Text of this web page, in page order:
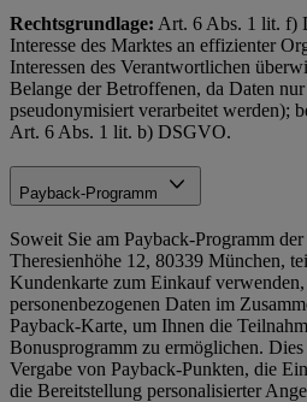
Rechtsgrundlage: Art. 6 Abs. 1 lit. f)
Interesse des Marktes an effizienter
Interessen des Verantwortlichen
Belange der Betroffenen, da Daten
pseudonymisiert verarbeitet werden);
Art. 6 Abs. 1 lit. b) DSGVO.
Payback-Programm
Soweit Sie am Payback-Programm
Theresienhöhe 12, 80339 München,
Kundenkarte zum Einkauf
personenbezogenen Daten im
Payback-Karte, um Ihnen die
Bonusprogramm zu ermöglichen.
Vergabe von Payback-Punkten, die
die Bereitstellung personalisierter